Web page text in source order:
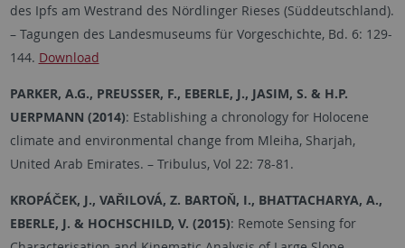
des Ipfs am Westrand des Nördlinger Rieses (Süddeutschland).
– Tagungen des Landesmuseums für Vorgeschichte, Bd. 6: 129-
144. Download
PARKER, A.G., PREUSSER, F., EBERLE, J., JASIM, S. & H.P.
UERPMANN (2014): Establishing a chronology for Holocene
climate and environmental change from Mleiha, Sharjah,
United Arab Emirates. – Tribulus, Vol 22: 78-81.
KROPÁČEK, J., VAŘILOVÁ, Z. BARTOŇ, I., BHATTACHARYA, A.,
EBERLE, J. & HOCHSCHILD, V. (2015): Remote Sensing for